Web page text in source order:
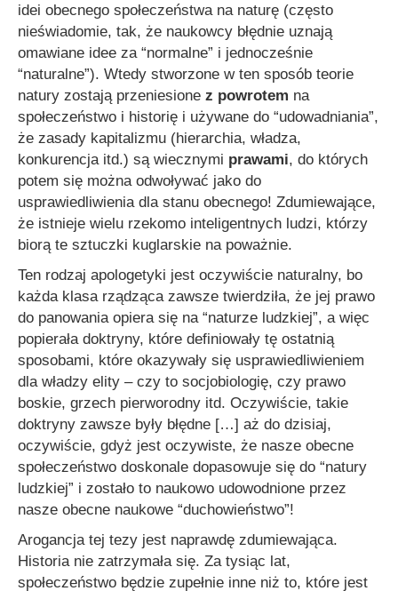
idei obecnego społeczeństwa na naturę (często
nieświadomie, tak, że naukowcy błędnie uznają
omawiane idee za “normalne” i jednocześnie
“naturalne”). Wtedy stworzone w ten sposób teorie
natury zostają przeniesione z powrotem na
społeczeństwo i historię i używane do “udowadniania”,
że zasady kapitalizmu (hierarchia, władza,
konkurencja itd.) są wiecznymi prawami, do których
potem się można odwoływać jako do
usprawiedliwienia dla stanu obecnego! Zdumiewające,
że istnieje wielu rzekomo inteligentnych ludzi, którzy
biorą te sztuczki kuglarskie na poważnie.
Ten rodzaj apologetyki jest oczywiście naturalny, bo
każda klasa rządząca zawsze twierdziła, że jej prawo
do panowania opiera się na “naturze ludzkiej”, a więc
popierała doktryny, które definiowały tę ostatnią
sposobami, które okazywały się usprawiedliwieniem
dla władzy elity – czy to socjobiologię, czy prawo
boskie, grzech pierworodny itd. Oczywiście, takie
doktryny zawsze były błędne […] aż do dzisiaj,
oczywiście, gdyż jest oczywiste, że nasze obecne
społeczeństwo doskonale dopasowuje się do “natury
ludzkiej” i zostało to naukowo udowodnione przez
nasze obecne naukowe “duchowieństwo”!
Arogancja tej tezy jest naprawdę zdumiewająca.
Historia nie zatrzymała się. Za tysiąc lat,
społeczeństwo będzie zupełnie inne niż to, które jest